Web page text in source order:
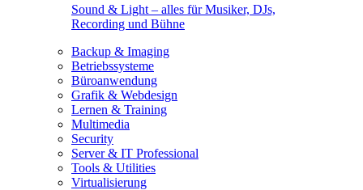
Sound & Light – alles für Musiker, DJs,
Recording und Bühne
Backup & Imaging
Betriebssysteme
Büroanwendung
Grafik & Webdesign
Lernen & Training
Multimedia
Security
Server & IT Professional
Tools & Utilities
Virtualisierung